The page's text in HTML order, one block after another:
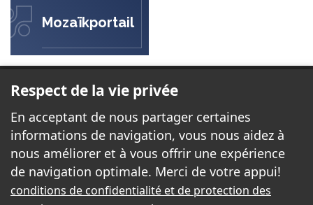
Mozaïkportail
ÉCOLE DE L'ESCALADE
605, rue Davidson Est
Gatineau, Québec J8R 2V9
Téléphone:819 663-5558
Télécopieur:819 663-7131
Respect de la vie privée
En acceptant de nous partager certaines
informations de navigation, vous nous aidez à
nous améliorer et à vous offrir une expérience
de navigation optimale. Merci de votre appui!
conditions de confidentialité et de protection des